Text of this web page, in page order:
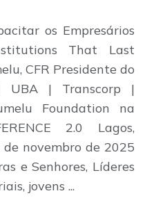
os Empresários
That Last
CFR Presidente do
UBA | Transcorp |
Foundation na
2.0 Lagos,
novembro de 2025
e Senhores, Líderes
jovens ...